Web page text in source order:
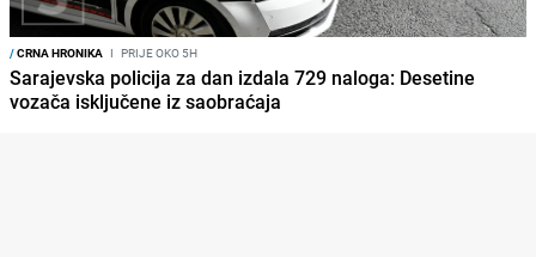
/CRNA HRONIKA I PRIJE OKO 5H
Sarajevska policija za dan izdala 729 naloga: Desetine
vozača isključene iz saobraćaja